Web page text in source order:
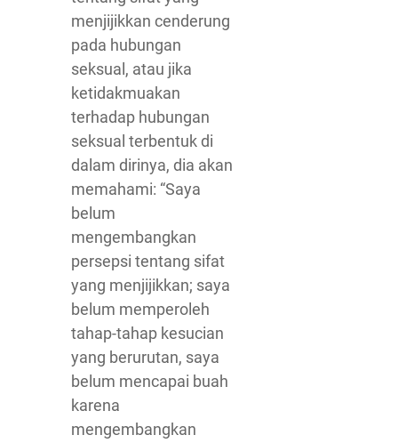
menjijikkan cenderung
pada hubungan
seksual, atau jika
ketidakmuakan
terhadap hubungan
seksual terbentuk di
dalam dirinya, dia akan
memahami: “Saya
belum
mengembangkan
persepsi tentang sifat
yang menjijikkan; saya
belum memperoleh
tahap-tahap kesucian
yang berurutan, saya
belum mencapai buah
karena
mengembangkan